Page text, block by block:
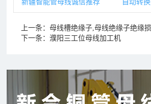
新疆智能管母线诚信推荐
自动转
上一条：母线槽绝缘子,母线绝缘子绝缘
下一条：濮阳三工位母线加工机